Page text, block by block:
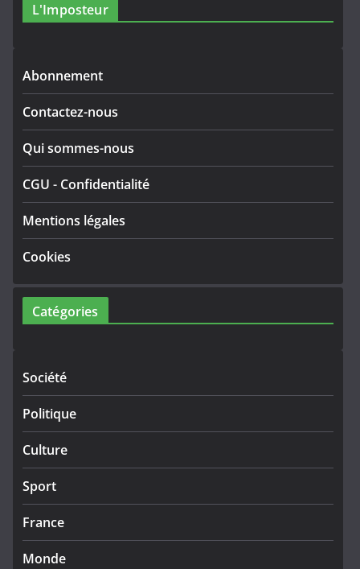
L'Imposteur
Abonnement
Contactez-nous
Qui sommes-nous
CGU - Confidentialité
Mentions légales
Cookies
Catégories
Société
Politique
Culture
Sport
France
Monde